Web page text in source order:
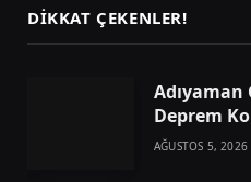
DIKKAT ÇEKENLER!
Adıyaman
Deprem
AĞUSTOS 5, 2026